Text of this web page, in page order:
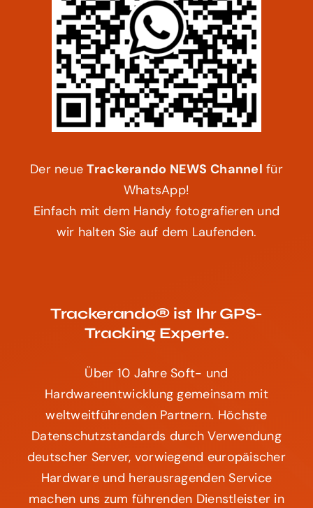
Der neueTrackerando NEWS Channel für
WhatsApp!
Einfach mit dem Handy fotografieren und
wir halten Sie auf dem Laufenden.
Trackerando® ist Ihr GPS-
Tracking Experte.
Über 10 Jahre Soft- und
Hardwareentwicklung gemeinsam mit
weltweitführenden Partnern. Höchste
Datenschutzstandards durch Verwendung
deutscher Server, vorwiegend europäischer
Hardware und herausragenden Service
machen uns zum führenden Dienstleister in